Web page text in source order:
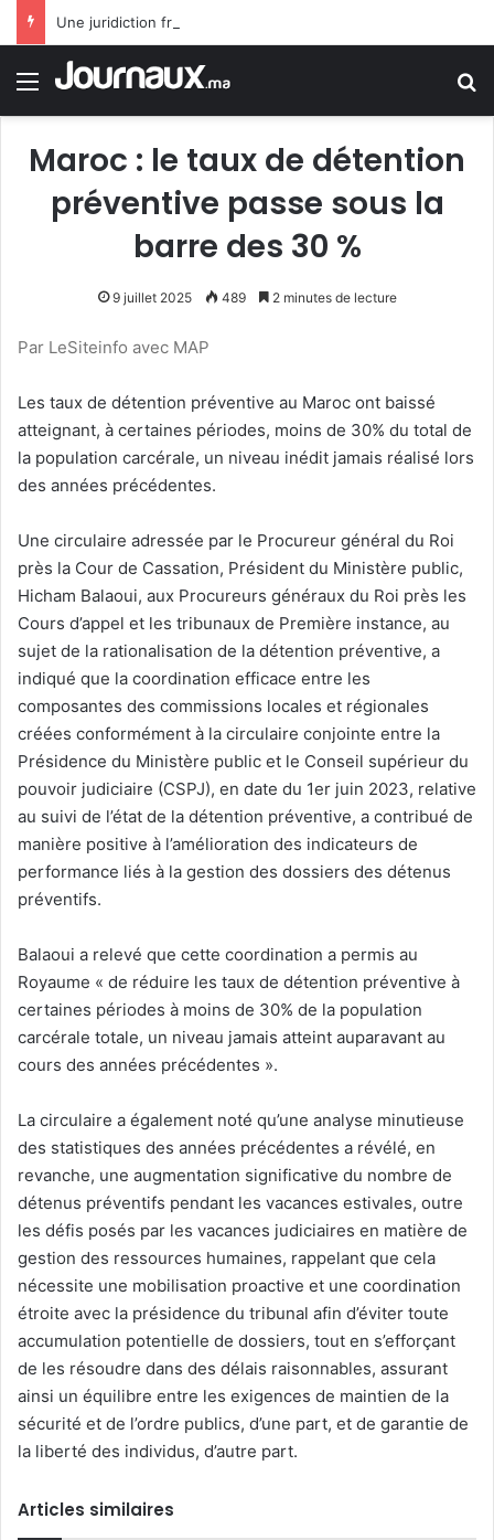
Menu
Maroc : le taux de détention
préventive passe sous la
barre des 30 %
9 juillet 2025 489 2 minutes de lecture
Par LeSiteinfo avec MAP
Les taux de détention préventive au Maroc ont baissé
atteignant, à certaines périodes, moins de 30% du total de
la population carcérale, un niveau inédit jamais réalisé lors
des années précédentes.
Une circulaire adressée par le Procureur général du Roi
près la Cour de Cassation, Président du Ministère public,
Hicham Balaoui, aux Procureurs généraux du Roi près les
Cours d’appel et les tribunaux de Première instance, au
sujet de la rationalisation de la détention préventive, a
indiqué que la coordination efficace entre les
composantes des commissions locales et régionales
créées conformément à la circulaire conjointe entre la
Présidence du Ministère public et le Conseil supérieur du
pouvoir judiciaire (CSPJ), en date du 1er juin 2023, relative
au suivi de l’état de la détention préventive, a contribué de
manière positive à l’amélioration des indicateurs de
performance liés à la gestion des dossiers des détenus
préventifs.
Balaoui a relevé que cette coordination a permis au
Royaume « de réduire les taux de détention préventive à
certaines périodes à moins de 30% de la population
carcérale totale, un niveau jamais atteint auparavant au
cours des années précédentes ».
La circulaire a également noté qu’une analyse minutieuse
des statistiques des années précédentes a révélé, en
revanche, une augmentation significative du nombre de
détenus préventifs pendant les vacances estivales, outre
les défis posés par les vacances judiciaires en matière de
gestion des ressources humaines, rappelant que cela
nécessite une mobilisation proactive et une coordination
étroite avec la présidence du tribunal afin d’éviter toute
accumulation potentielle de dossiers, tout en s’efforçant
de les résoudre dans des délais raisonnables, assurant
ainsi un équilibre entre les exigences de maintien de la
sécurité et de l’ordre publics, d’une part, et de garantie de
la liberté des individus, d’autre part.
Articles similaires